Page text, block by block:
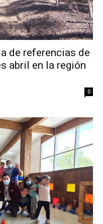
de referencias de
abril en la región
0